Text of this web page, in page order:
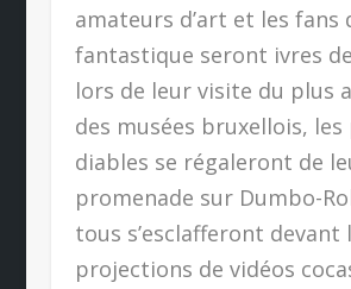
amateurs d’art et les fans
fantastique seront ivres
lors de leur visite du plus
des musées bruxellois,
diables se régaleront de
promenade sur Dumbo-
tous s’esclafferont devant
projections de vidéos